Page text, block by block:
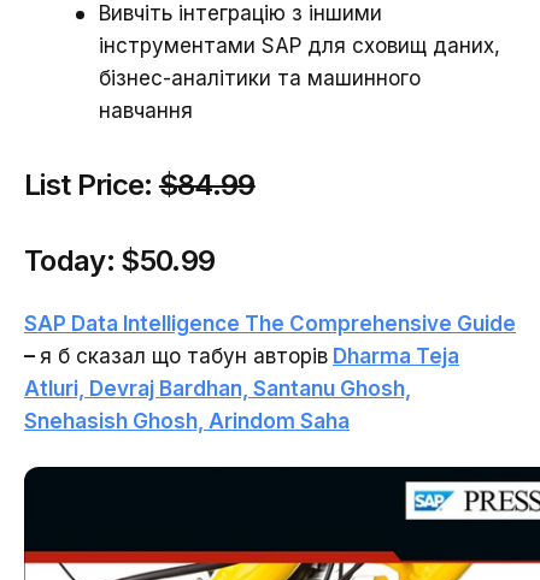
Вивчіть інтеграцію з іншими
інструментами SAP для сховищ даних,
бізнес-аналітики та машинного
навчання
List Price:$84.99
Today: $50.99
SAP Data Intelligence The Comprehensive Guide
– я б сказал що табун авторів Dharma Teja
Atluri, Devraj Bardhan, Santanu Ghosh,
Snehasish Ghosh, Arindom Saha